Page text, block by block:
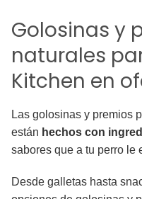
Golosinas y
naturales
Kitchen en
Las golosinas y premios
están hechos con
sabores que a tu perro le
Desde galletas hasta